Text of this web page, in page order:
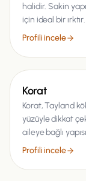
halidir. Sakin
için ideal bir ırktır.
Profili incele
Korat
Korat, Tayland
yüzüyle dikkat
aileye bağlı
Profili incele